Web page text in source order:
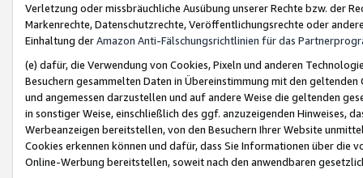
Verletzung oder missbräuchliche Ausübung unserer Rechte bzw. der
Markenrechte, Datenschutzrechte, Veröffentlichungsrechte oder
Einhaltung derAmazon Anti-Fälschungsrichtlinien für das
(e) dafür, die Verwendung von Cookies, Pixeln und anderen
Besuchern gesammelten Daten in Übereinstimmung mit den
und angemessen darzustellen und auf andere Weise die geltenden
in sonstiger Weise, einschließlich des ggf. anzuzeigenden Hinweises,
Werbeanzeigen bereitstellen, von den Besuchern Ihrer Website
Cookies erkennen können und dafür, dass Sie Informationen über die
Online-Werbung bereitstellen, soweit nach den anwendbaren